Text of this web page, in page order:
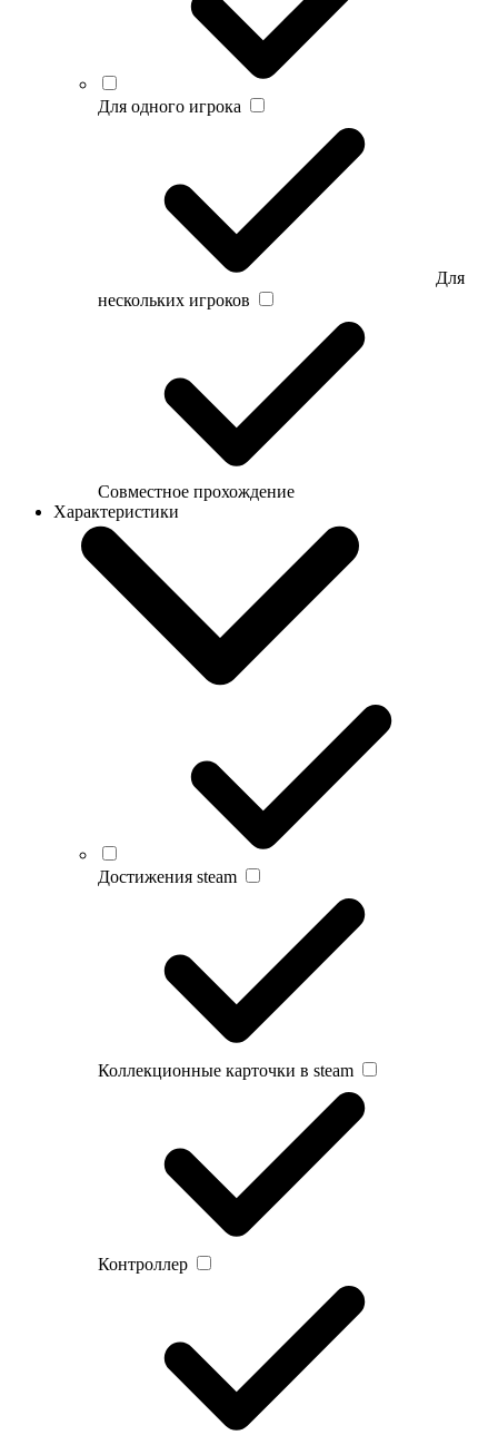
Для одного игрока
Для
нескольких игроков
Совместное прохождение
Характеристики
Достижения steam
Коллекционные карточки в steam
Контроллер